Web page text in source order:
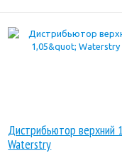
Дистрибьютор верхний
Waterstry